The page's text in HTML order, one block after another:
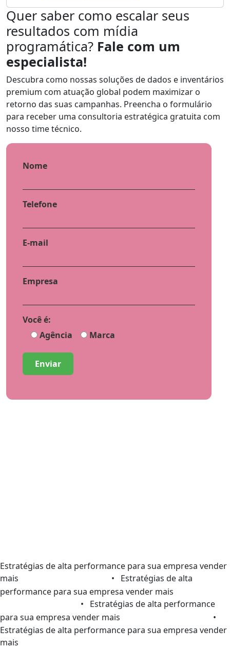
Quer saber como escalar seus
resultados com mídia
programática? Fale com um
especialista!
Descubra como nossas soluções de dados e inventários
premium com atuação global podem maximizar o
retorno das suas campanhas. Preencha o formulário
para receber uma consultoria estratégica gratuita com
nosso time técnico.
Nome
Telefone
E-mail
Empresa
Você é:
Agência
Marca
Estratégias de alta performance para sua empresa vender
mais
• Estratégias de alta
performance para sua empresa vender mais
• Estratégias de alta performance
para sua empresa vender mais
•
Estratégias de alta performance para sua empresa vender
mais